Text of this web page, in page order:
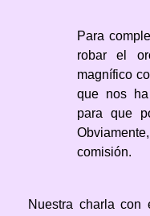
Para
robar el
magnífico
que nos
para que
comisión.
Nuestra charla con